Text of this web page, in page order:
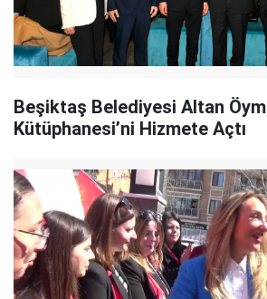
Beşiktaş Belediyesi Altan
Kütüphanesi’ni Hizmete Açtı